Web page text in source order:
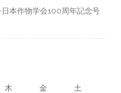
日本作物学会100周年記念号
木 金 土